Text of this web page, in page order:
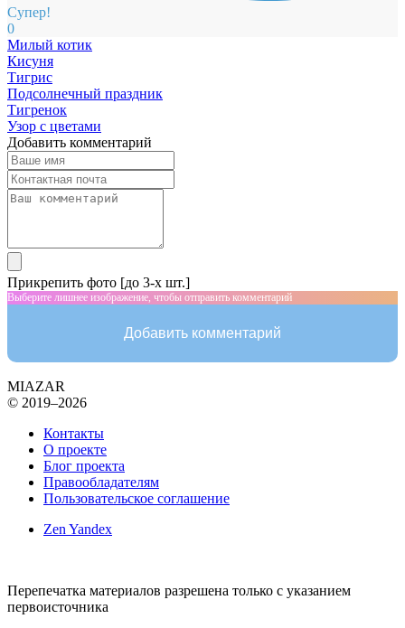
Супер!
0
Милый котик
Кисуня
Тигрис
Подсолнечный праздник
Тигренок
Узор с цветами
Добавить комментарий
Прикрепить фото [до 3-х шт.]
Выберите лишнее изображение, чтобы отправить комментарий
Добавить комментарий
MIAZAR
© 2019–2026
Контакты
О проекте
Блог проекта
Правообладателям
Пользовательское соглашение
Zen Yandex
Перепечатка материалов разрешена только с указанием
первоисточника